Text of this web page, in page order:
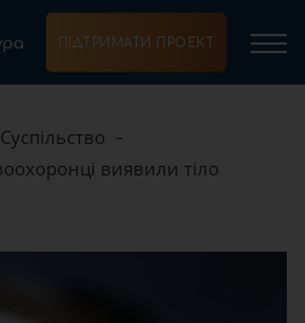
ПІДТРИМАТИ ПРОЕКТ
Суспільство
виявили тіло